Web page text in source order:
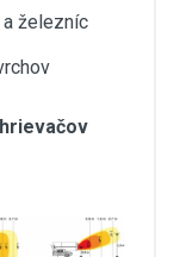
železníc